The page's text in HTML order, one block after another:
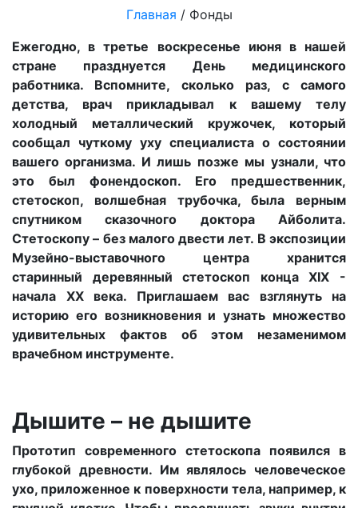
Главная / Фонды
Ежегодно, в третье воскресенье июня в нашей
стране празднуется День медицинского
работника. Вспомните, сколько раз, с самого
детства, врач прикладывал к вашему телу
холодный металлический кружочек, который
сообщал чуткому уху специалиста о состоянии
вашего организма. И лишь позже мы узнали, что
это был фонендоскоп. Его предшественник,
стетоскоп, волшебная трубочка, была верным
спутником сказочного доктора Айболита.
Стетоскопу – без малого двести лет. В экспозиции
Музейно-выставочного центра хранится
старинный деревянный стетоскоп конца ХIХ -
начала ХХ века. Приглашаем вас взглянуть на
историю его возникновения и узнать множество
удивительных фактов об этом незаменимом
врачебном инструменте.
Дышите – не дышите
Прототип современного стетоскопа появился в
глубокой древности. Им являлось человеческое
ухо, приложенное к поверхности тела, например, к